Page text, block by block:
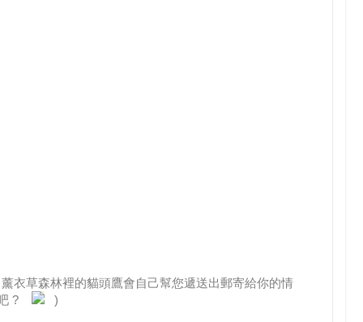
衣草森林裡的貓頭鷹會自己幫您遞送出郵寄給你的情
吧 ?
)